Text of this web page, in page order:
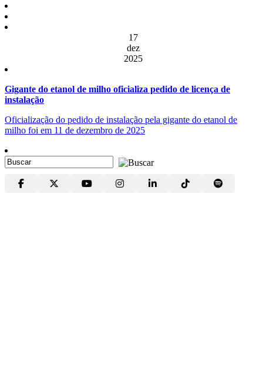
17
dez
2025
Gigante do etanol de milho oficializa pedido de licença de
instalação
Oficialização do pedido de instalação pela gigante do etanol de
milho foi em 11 de dezembro de 2025